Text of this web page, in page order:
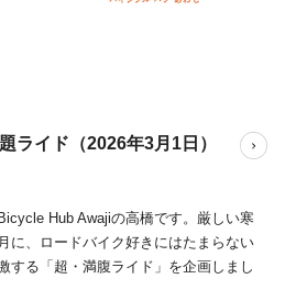
ライド（2026年3月1日）
Hub Awajiの高橋です。厳しい寒
に、ロードバイク好きにはたまらない
する「超・満腹ライド」を企画しまし